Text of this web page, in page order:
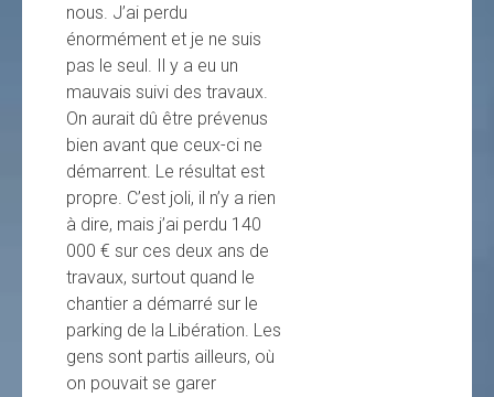
nous. J’ai perdu
énormément et je ne suis
pas le seul. Il y a eu un
mauvais suivi des travaux.
On aurait dû être prévenus
bien avant que ceux-ci ne
démarrent. Le résultat est
propre. C’est joli, il n’y a rien
à dire, mais j’ai perdu 140
000 € sur ces deux ans de
travaux, surtout quand le
chantier a démarré sur le
parking de la Libération. Les
gens sont partis ailleurs, où
on pouvait se garer